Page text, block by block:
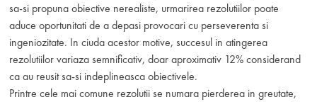
sa-si propuna obiective nerealiste, urmarirea rezolutiilor poate
aduce oportunitati de a depasi provocari cu perseverenta si
ingeniozitate. In ciuda acestor motive, succesul in atingerea
rezolutiilor variaza semnificativ, doar aproximativ 12% considerand
ca au reusit sa-si indeplineasca obiectivele.
Printre cele mai comune rezolutii se numara pierderea in greutate,